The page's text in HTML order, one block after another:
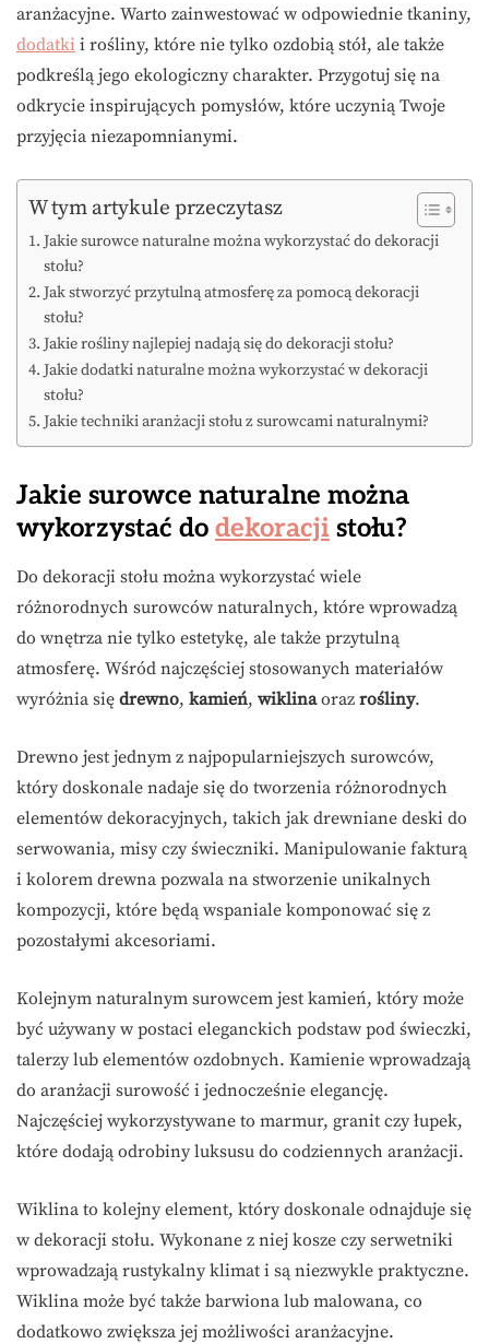
aranżacyjne. Warto zainwestować w odpowiednie tkaniny,
dodatki i rośliny, które nie tylko ozdobią stół, ale także
podkreślą jego ekologiczny charakter. Przygotuj się na
odkrycie inspirujących pomysłów, które uczynią Twoje
przyjęcia niezapomnianymi.
W tym artykule przeczytasz
Jakie surowce naturalne można wykorzystać do dekoracji
stołu?
Jak stworzyć przytulną atmosferę za pomocą dekoracji
stołu?
Jakie rośliny najlepiej nadają się do dekoracji stołu?
Jakie dodatki naturalne można wykorzystać w dekoracji
stołu?
Jakie techniki aranżacji stołu z surowcami naturalnymi?
Jakie surowce naturalne można
wykorzystać do dekoracji stołu?
Do dekoracji stołu można wykorzystać wiele
różnorodnych surowców naturalnych, które wprowadzą
do wnętrza nie tylko estetykę, ale także przytulną
atmosferę. Wśród najczęściej stosowanych materiałów
wyróżnia się drewno, kamień, wiklinaoraz rośliny.
Drewno jest jednym z najpopularniejszych surowców,
który doskonale nadaje się do tworzenia różnorodnych
elementów dekoracyjnych, takich jak drewniane deski do
serwowania, misy czy świeczniki. Manipulowanie fakturą
i kolorem drewna pozwala na stworzenie unikalnych
kompozycji, które będą wspaniale komponować się z
pozostałymi akcesoriami.
Kolejnym naturalnym surowcem jest kamień, który może
być używany w postaci eleganckich podstaw pod świeczki,
talerzy lub elementów ozdobnych. Kamienie wprowadzają
do aranżacji surowość i jednocześnie elegancję.
Najczęściej wykorzystywane to marmur, granit czy łupek,
które dodają odrobiny luksusu do codziennych aranżacji.
Wiklina to kolejny element, który doskonale odnajduje się
w dekoracji stołu. Wykonane z niej kosze czy serwetniki
wprowadzają rustykalny klimat i są niezwykle praktyczne.
Wiklina może być także barwiona lub malowana, co
dodatkowo zwiększa jej możliwości aranżacyjne.